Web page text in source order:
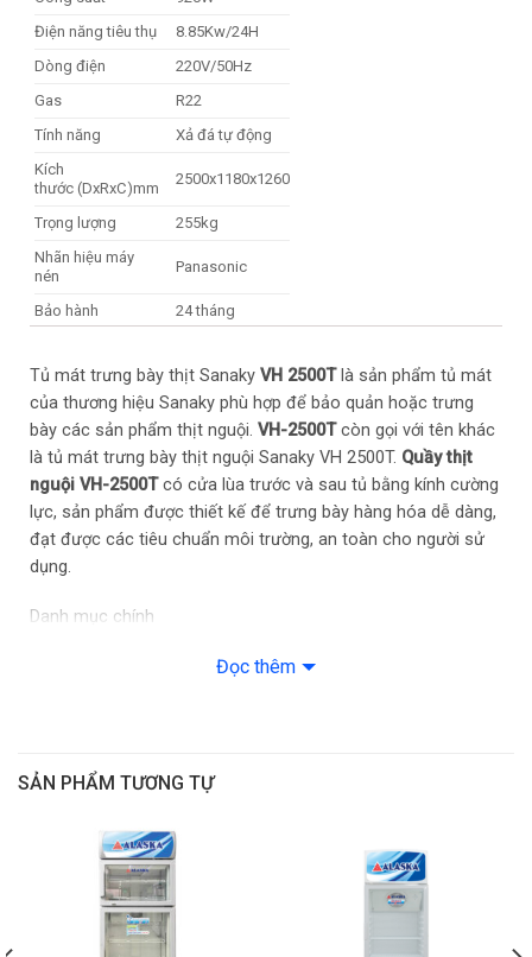
Điện năng tiêu thụ
8.85Kw/24H
Dòng điện
220V/50Hz
Gas
R22
Tính năng
Xả đá tự động
Kích
thước (DxRxC)mm
2500x1180x1260
Trọng lượng
255kg
Nhãn hiệu máy
nén
Panasonic
Bảo hành 24 tháng
Tủ mát trưng bày thịt Sanaky VH 2500Tlà sản phẩm tủ mát
của thương hiệu Sanaky phù hợp để bảo quản hoặc trưng
bày các sản phẩm thịt nguội. VH-2500Tcòn gọi với tên khác
là tủ mát trưng bày thịt nguội Sanaky VH 2500T. Quầy thịt
nguội VH-2500Tcó cửa lùa trước và sau tủ bằng kính cường
lực, sản phẩm được thiết kế để trưng bày hàng hóa dễ dàng,
đạt được các tiêu chuẩn môi trường, an toàn cho người sử
dụng.
Danh mục chính
Điểm nổi bật của Tủ mát trưng bày thịt Sanaky VH
cho chiều dài, rộng và cao
KÍCH THƯỚC QUẦY THỊT VH-2500T
Quầy thịt nguội 2.5 mét thương hiệu Sanaky
Quầy thịt nguội VH-2500T với
Đọc thêm
SẢN PHẨM TƯƠNG TỰ